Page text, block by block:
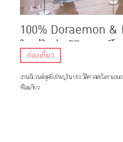
100% Doraemon &
ใหญ่ในประวัติศาสตร์โด
ท่องเที่ยว
งานอีเวนต์สุดยิ่งใหญ่ในประวัติศาสตร์โดราเ
ที่โตเกียว